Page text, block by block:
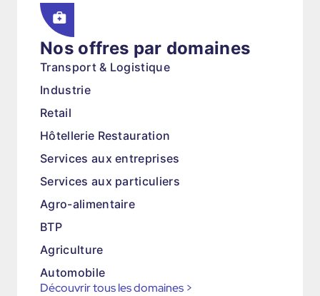
Nos offres par domaines
Transport & Logistique
Industrie
Retail
Hôtellerie Restauration
Services aux entreprises
Services aux particuliers
Agro-alimentaire
BTP
Agriculture
Automobile
Découvrir tous les domaines >